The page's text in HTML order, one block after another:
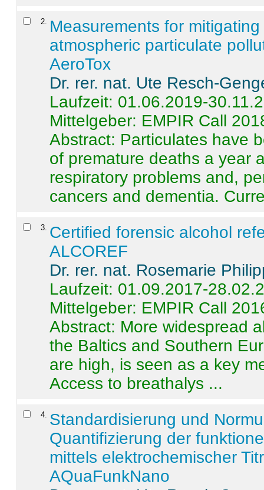
2
Measurements for
atmospheric particulate
AeroTox
Dr. rer. nat. Ute Resch-
Laufzeit: 01.06.2019-
Mittelgeber: EMPIR Call
Abstract: Particulates have
of premature deaths a year
respiratory problems and,
cancers and dementia.
3 Certified forensic alcohol
ALCOREF
Dr. rer. nat. Rosemarie
Laufzeit: 01.09.2017-
Mittelgeber: EMPIR Call
Abstract: More widespread
the Baltics and Southern
are high, is seen as a key
Access to breathalys ...
4 Standardisierung und
Quantifizierung der
mittels elektrochemischer
AQuaFunkNano